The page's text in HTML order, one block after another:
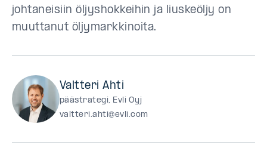
johtaneisiin öljyshokkeihin ja liuskeöljy on
muuttanut öljymarkkinoita.
Valtteri Ahti
päästrategi, Evli Oyj
valtteri.ahti@evli.com